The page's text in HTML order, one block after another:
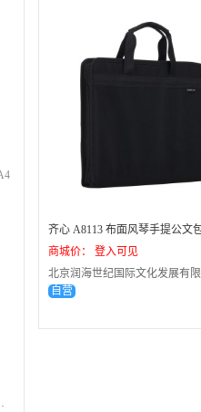
文包 A4
齐心 A8113 布面风琴手提公文
商城价： 登入可见
北京润海世纪国际文化发展有限
自营